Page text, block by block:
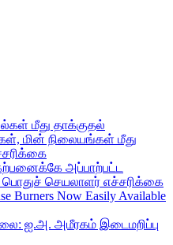
மீது தாக்குதல்
மின் நிலையங்கள் மீது
அப்பாற்பட்ட
பொதுச் செயலாளர் எச்சரிக்கை
Burners Now Easily Available
ஐ.அ. அமீரகம் இடைமறிப்பு